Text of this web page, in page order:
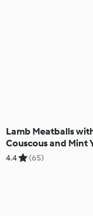
Lamb Meatballs
Couscous and Mint
4.4 (65)